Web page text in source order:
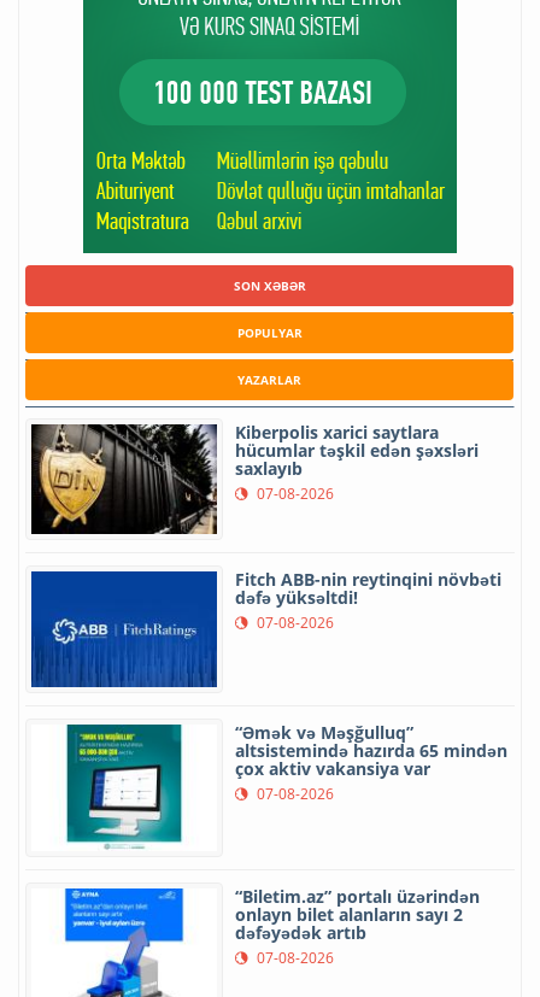
SON XƏBƏR
POPULYAR
YAZARLAR
Kiberpolis xarici saytlara
hücumlar təşkil edən şəxsləri
saxlayıb
07-08-2026
Fitch ABB-nin reytinqini növbəti
dəfə yüksəltdi!
07-08-2026
“Əmək və Məşğulluq”
altsistemində hazırda 65 mindən
çox aktiv vakansiya var
07-08-2026
“Biletim.az” portalı üzərindən
onlayn bilet alanların sayı 2
dəfəyədək artıb
07-08-2026